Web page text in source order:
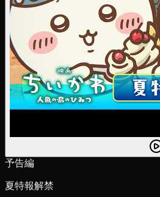
予告編
夏特報解禁